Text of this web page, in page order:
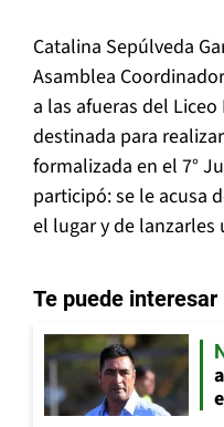
Catalina Sepúlveda
Asamblea
a las afueras del
destinada para
formalizada en el 7°
participó: se le acusa
el lugar y de lanzarles
Te puede interesar